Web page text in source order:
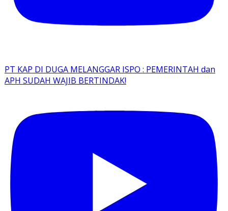
PT KAP DI DUGA MELANGGAR ISPO : PEMERINTAH dan
APH SUDAH WAJIB BERTINDAK!